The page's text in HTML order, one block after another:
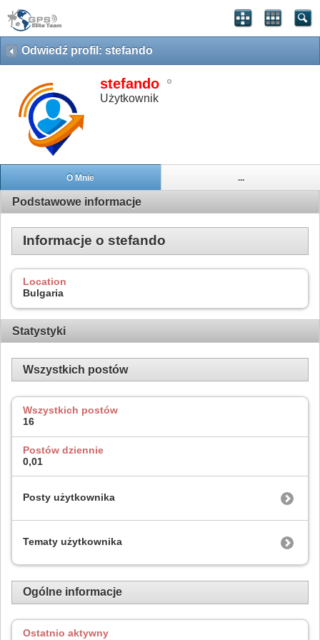
Odwiedź profil: stefando
stefando
Użytkownik
O Mnie ...
Podstawowe informacje
Informacje o stefando
Location
Bulgaria
Statystyki
Wszystkich postów
Wszystkich postów
16
Postów dziennie
0,01
Posty użytkownika
Tematy użytkownika
Ogólne informacje
Ostatnio aktywny